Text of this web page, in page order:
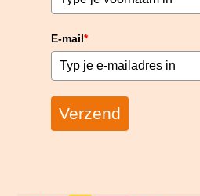
E-mail*
Verzend